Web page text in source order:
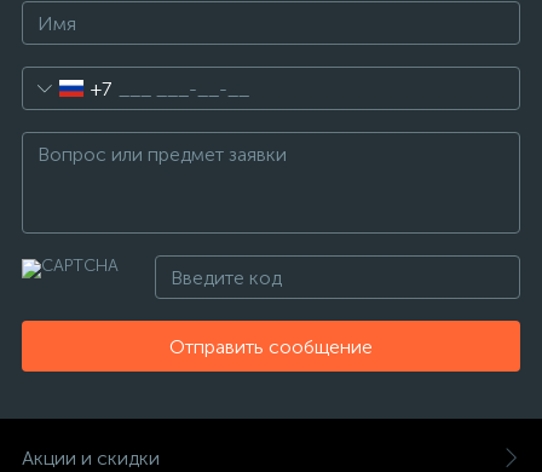
+7
Отправить сообщение
Акции и скидки